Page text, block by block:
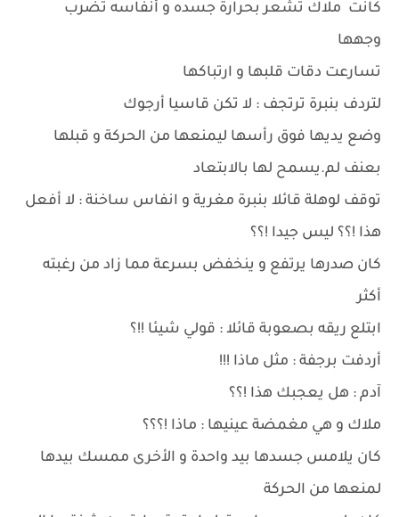
كانت ملاك تشعر بحرارة جسده و أنفاسه تضرب
وجهها
تسارعت دقات قلبها و ارتباكها
لتردف بنبرة ترتجف : لا تكن قاسيا أرجوك
وضع يديها فوق رأسها ليمنعها من الحركة و قبلها
بعنف لم.يسمح لها بالابتعاد
توقف لوهلة قائلا بنبرة مغرية و انفاس ساخنة : لا أفعل
هذا !؟؟ ليس جيدا !؟؟
كان صدرها يرتفع و ينخفض بسرعة مما زاد من رغبته
أكثر
ابتلع ريقه بصعوبة قائلا : قولي شيئا !!؟
أردفت برجفة : مثل ماذا !!!
آدم : هل يعجبك هذا !؟؟
ملاك و هي مغمضة عينيها : ماذا !؟؟؟
كان يلامس جسدها بيد واحدة و الأخرى ممسك بيدها
لمنعها من الحركة